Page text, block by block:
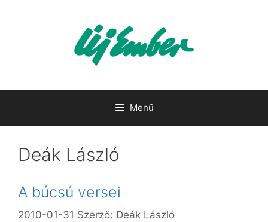
Menü
Deák László
A búcsú versei
2010-01-31 Szerző: Deák László